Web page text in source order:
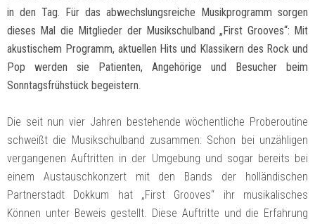
in den Tag. Für das abwechslungsreiche Musikprogramm sorgen
dieses Mal die Mitglieder der Musikschulband „First Grooves“: Mit
akustischem Programm, aktuellen Hits und Klassikern des Rock und
Pop werden sie Patienten, Angehörige und Besucher beim
Sonntagsfrühstück begeistern.
Die seit nun vier Jahren bestehende wöchentliche Proberoutine
schweißt die Musikschulband zusammen: Schon bei unzähligen
vergangenen Auftritten in der Umgebung und sogar bereits bei
einem Austauschkonzert mit den Bands der holländischen
Partnerstadt Dokkum hat „First Grooves“ ihr musikalisches
Können unter Beweis gestellt. Diese Auftritte und die Erfahrung